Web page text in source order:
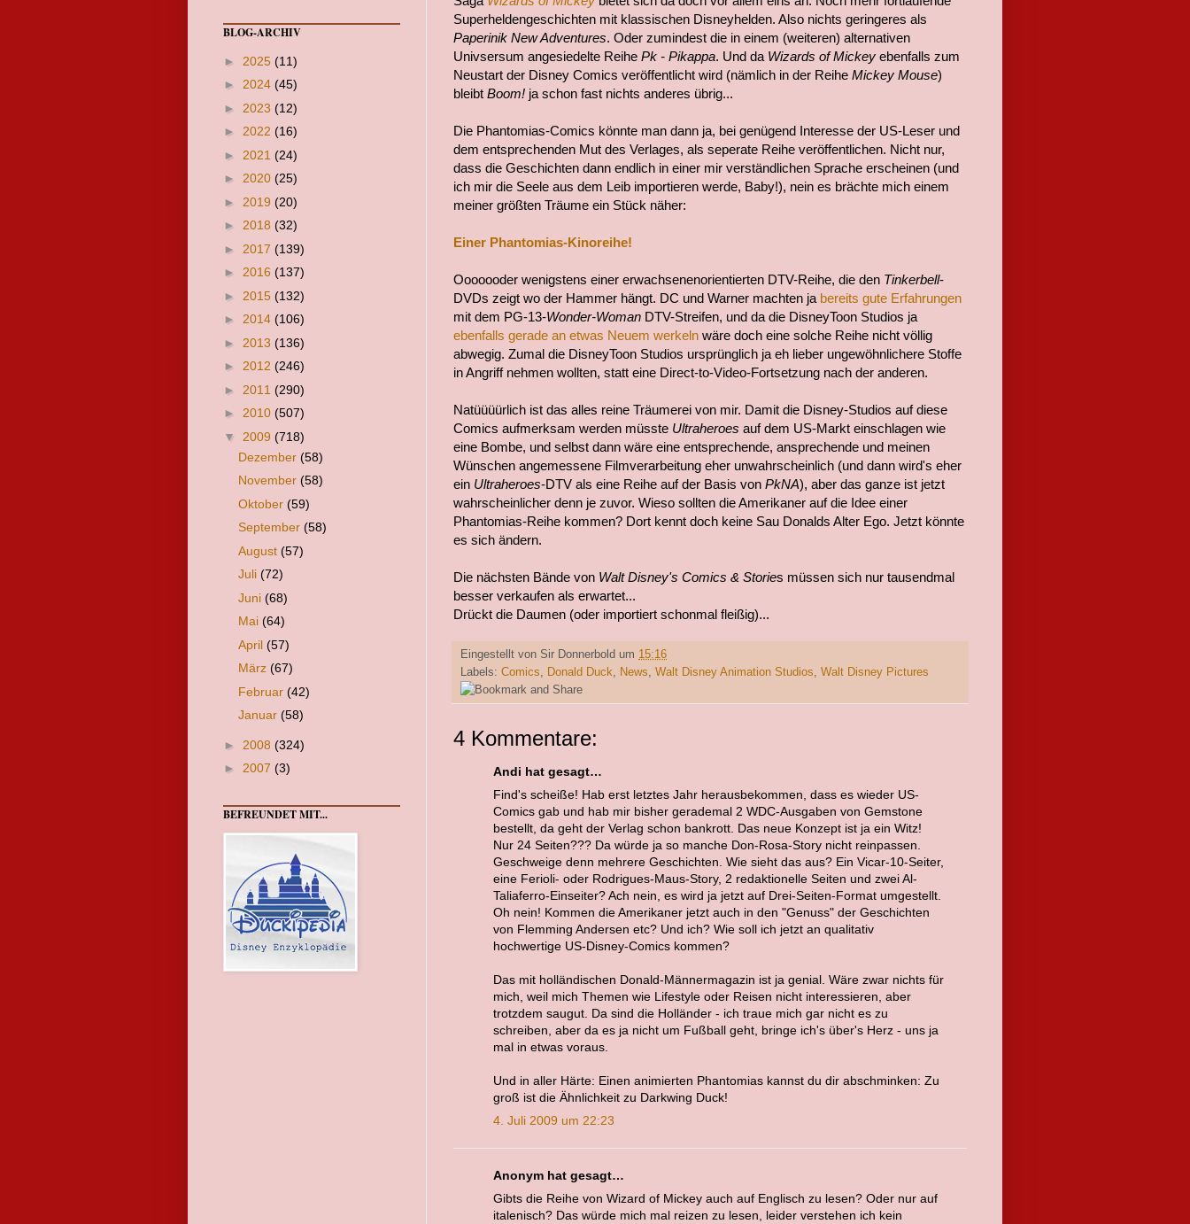
Superheldengeschichten mit klassischen Disneyhelden. Also nichts geringeres als
Paperinik New Adventures. Oder zumindest die in einem (weiteren) alternativen
Univsersum angesiedelte Reihe Pk - Pikappa. Und da Wizards of Mickey ebenfalls zum
Neustart der Disney Comics veröffentlicht wird (nämlich in der Reihe Mickey Mouse)
bleibt Boom! ja schon fast nichts anderes übrig...
Die Phantomias-Comics könnte man dann ja, bei genügend Interesse der US-Leser und
dem entsprechenden Mut des Verlages, als seperate Reihe veröffentlichen. Nicht nur,
dass die Geschichten dann endlich in einer mir verständlichen Sprache erscheinen (und
ich mir die Seele aus dem Leib importieren werde, Baby!), nein es brächte mich einem
meiner größten Träume ein Stück näher:
Einer Phantomias-Kinoreihe!
Ooooooder wenigstens einer erwachsenenorientierten DTV-Reihe, die den Tinkerbell-
DVDs zeigt wo der Hammer hängt. DC und Warner machten ja bereits gute Erfahrungen
mit dem PG-13-Wonder-Woman DTV-Streifen, und da die DisneyToon Studios ja
ebenfalls gerade an etwas Neuem werkeln wäre doch eine solche Reihe nicht völlig
abwegig. Zumal die DisneyToon Studios ursprünglich ja eh lieber ungewöhnlichere Stoffe
in Angriff nehmen wollten, statt eine Direct-to-Video-Fortsetzung nach der anderen.
Natüüüürlich ist das alles reine Träumerei von mir. Damit die Disney-Studios auf diese
Comics aufmerksam werden müsste Ultraheroes auf dem US-Markt einschlagen wie
eine Bombe, und selbst dann wäre eine entsprechende, ansprechende und meinen
Wünschen angemessene Filmverarbeitung eher unwahrscheinlich (und dann wird's eher
ein Ultraheroes-DTV als eine Reihe auf der Basis von PkNA), aber das ganze ist jetzt
wahrscheinlicher denn je zuvor. Wieso sollten die Amerikaner auf die Idee einer
Phantomias-Reihe kommen? Dort kennt doch keine Sau Donalds Alter Ego. Jetzt könnte
es sich ändern.
Die nächsten Bände von Walt Disney's Comics & Stories müssen sich nur tausendmal
besser verkaufen als erwartet...
Drückt die Daumen (oder importiert schonmal fleißig)...
Eingestellt von Sir Donnerbold um 15:16
Labels: Comics, Donald Duck, News, Walt Disney Animation Studios, Walt Disney Pictures
4 Kommentare:
Andi hat gesagt…
Find's scheiße! Hab erst letztes Jahr herausbekommen, dass es wieder US-
Comics gab und hab mir bisher gerademal 2 WDC-Ausgaben von Gemstone
bestellt, da geht der Verlag schon bankrott. Das neue Konzept ist ja ein Witz!
Nur 24 Seiten??? Da würde ja so manche Don-Rosa-Story nicht reinpassen.
Geschweige denn mehrere Geschichten. Wie sieht das aus? Ein Vicar-10-Seiter,
eine Ferioli- oder Rodrigues-Maus-Story, 2 redaktionelle Seiten und zwei Al-
Taliaferro-Einseiter? Ach nein, es wird ja jetzt auf Drei-Seiten-Format umgestellt.
Oh nein! Kommen die Amerikaner jetzt auch in den "Genuss" der Geschichten
von Flemming Andersen etc? Und ich? Wie soll ich jetzt an qualitativ
hochwertige US-Disney-Comics kommen?
Das mit holländischen Donald-Männermagazin ist ja genial. Wäre zwar nichts für
mich, weil mich Themen wie Lifestyle oder Reisen nicht interessieren, aber
trotzdem saugut. Da sind die Holländer - ich traue mich gar nicht es zu
schreiben, aber da es ja nicht um Fußball geht, bringe ich's über's Herz - uns ja
mal in etwas voraus.
Und in aller Härte: Einen animierten Phantomias kannst du dir abschminken: Zu
groß ist die Ähnlichkeit zu Darkwing Duck!
4. Juli 2009 um 22:23
Anonym hat gesagt…
Gibts die Reihe von Wizard of Mickey auch auf Englisch zu lesen? Oder nur auf
italenisch? Das würde mich mal reizen zu lesen, leider verstehen ich kein
BLOG-ARCHIV
► 2025 (11)
► 2024 (45)
► 2023 (12)
► 2022 (16)
► 2021 (24)
► 2020 (25)
► 2019 (20)
► 2018 (32)
► 2017 (139)
► 2016 (137)
► 2015 (132)
► 2014 (106)
► 2013 (136)
► 2012 (246)
► 2011 (290)
► 2010 (507)
▼ 2009 (718)
Dezember (58)
November (58)
Oktober (59)
September (58)
August (57)
Juli (72)
Juni (68)
Mai (64)
April (57)
März (67)
Februar (42)
Januar (58)
► 2008 (324)
► 2007 (3)
BEFREUNDET MIT...